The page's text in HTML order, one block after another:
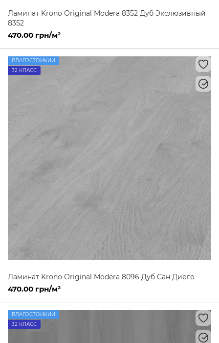
Ламинат Krono Original Modera 8352 Дуб Экслюзивный
8352
470.00 грн/м²
ВЛАГОСТОЙКИЙ
32 КЛАСС
Ламинат Krono Original Modera 8096 Дуб Cан Диего
470.00 грн/м²
ВЛАГОСТОЙКИЙ
32 КЛАСС